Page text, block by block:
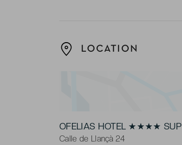
LOCATION
OFELIAS HOTEL ★★★★ SUP
Calle de Llançà 24